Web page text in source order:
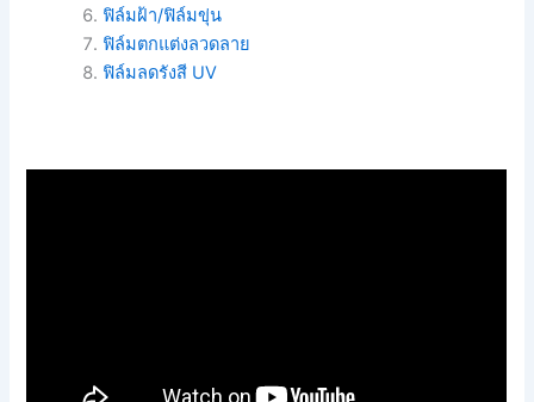
ฟิล์มฝ้า/ฟิล์มขุ่น
ฟิล์มตกแต่งลวดลาย
ฟิล์มลดรังสี UV